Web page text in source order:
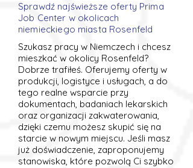
Sprawdź najświeższe oferty Prima
Job Center w okolicach
niemieckiego miasta Rosenfeld
Szukasz pracy w Niemczech i chcesz
mieszkać w okolicy Rosenfeld?
Dobrze trafiłeś. Oferujemy oferty w
produkcji, logistyce i usługach, a do
tego realne wsparcie przy
dokumentach, badaniach lekarskich
oraz organizacji zakwaterowania,
dzięki czemu możesz skupić się na
starcie w nowym miejscu. Jeśli masz
już doświadczenie, zaproponujemy
stanowiska, które pozwolą Ci szybko